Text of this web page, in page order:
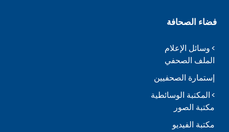
فضاء الصحافة
وسائل الإعلام
الملف الصحفي
إستمارة الصحفيين
المكتبة الوسائطية
مكتبة الصور
مكتبة الفيديو